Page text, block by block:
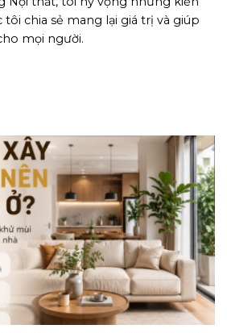
tôi chia sẻ mang lại giá trị và giúp
mọi người.